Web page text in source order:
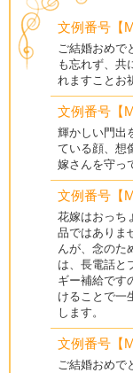
文例番号【
ご結婚おめで
も忘れず、共
れますことお
文例番号【
輝かしい門出
ている顔、想
嫁さんを守っ
文例番号【
花嫁はおっち
品ではありま
んが、念のた
は、長電話と
ギー補給です
けることで一
します。
文例番号【
ご結婚おめで